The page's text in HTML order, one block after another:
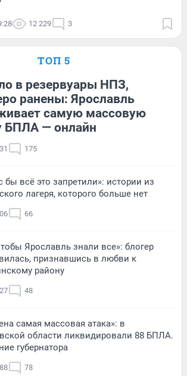
12 229 3
ТОП 5
в резервуары НПЗ,
ранены: Ярославль
самую массовую
БПЛА — онлайн
175
бы всё это запретили»: истории из
лагеря, которого больше нет
66
Ярославль знали все»: блогер
признавшись в любви к
району
48
самая массовая атака»: в
области ликвидировали 88 БПЛА.
губернатора
78